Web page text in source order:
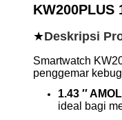
★Deskripsi
Smartwatch
penggemar
1.43 ′′
ideal bagi